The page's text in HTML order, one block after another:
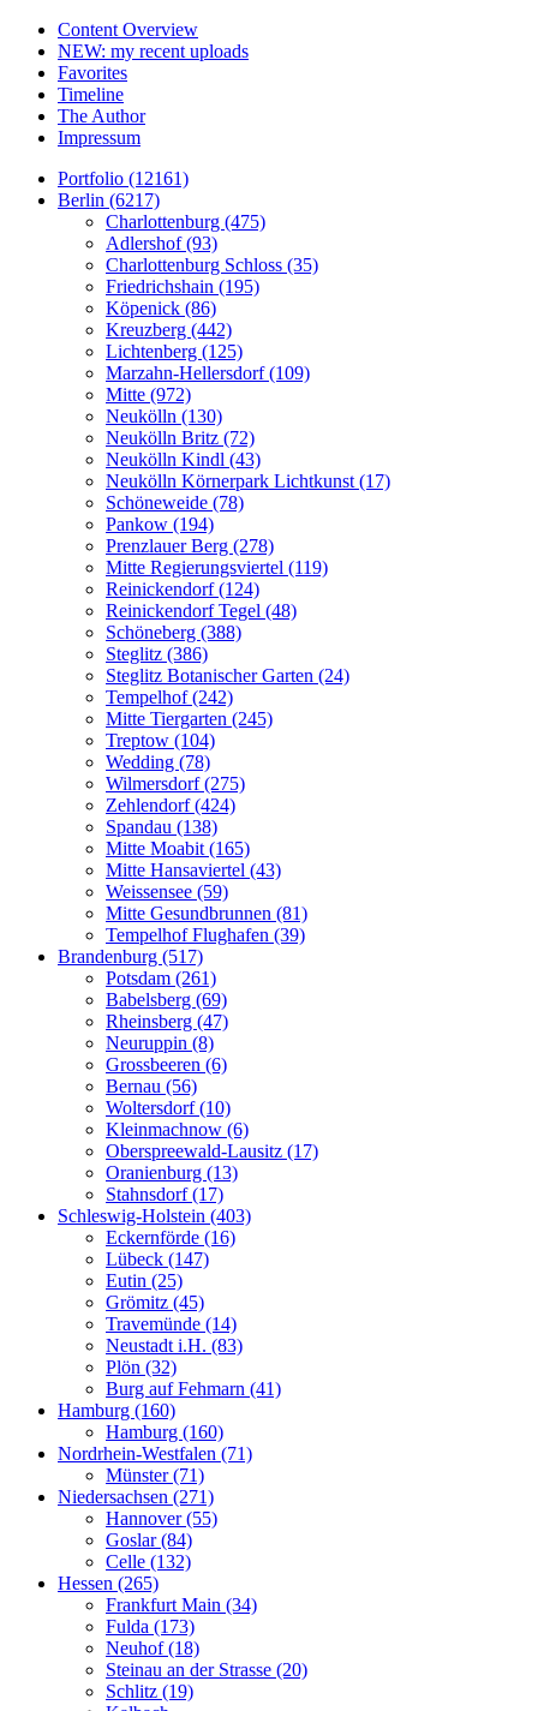
Content Overview
NEW: my recent uploads
Favorites
Timeline
The Author
Impressum
Portfolio (12161)
Berlin (6217)
Charlottenburg (475)
Adlershof (93)
Charlottenburg Schloss (35)
Friedrichshain (195)
Köpenick (86)
Kreuzberg (442)
Lichtenberg (125)
Marzahn-Hellersdorf (109)
Mitte (972)
Neukölln (130)
Neukölln Britz (72)
Neukölln Kindl (43)
Neukölln Körnerpark Lichtkunst (17)
Schöneweide (78)
Pankow (194)
Prenzlauer Berg (278)
Mitte Regierungsviertel (119)
Reinickendorf (124)
Reinickendorf Tegel (48)
Schöneberg (388)
Steglitz (386)
Steglitz Botanischer Garten (24)
Tempelhof (242)
Mitte Tiergarten (245)
Treptow (104)
Wedding (78)
Wilmersdorf (275)
Zehlendorf (424)
Spandau (138)
Mitte Moabit (165)
Mitte Hansaviertel (43)
Weissensee (59)
Mitte Gesundbrunnen (81)
Tempelhof Flughafen (39)
Brandenburg (517)
Potsdam (261)
Babelsberg (69)
Rheinsberg (47)
Neuruppin (8)
Grossbeeren (6)
Bernau (56)
Woltersdorf (10)
Kleinmachnow (6)
Oberspreewald-Lausitz (17)
Oranienburg (13)
Stahnsdorf (17)
Schleswig-Holstein (403)
Eckernförde (16)
Lübeck (147)
Eutin (25)
Grömitz (45)
Travemünde (14)
Neustadt i.H. (83)
Plön (32)
Burg auf Fehmarn (41)
Hamburg (160)
Hamburg (160)
Nordrhein-Westfalen (71)
Münster (71)
Niedersachsen (271)
Hannover (55)
Goslar (84)
Celle (132)
Hessen (265)
Frankfurt Main (34)
Fulda (173)
Neuhof (18)
Steinau an der Strasse (20)
Schlitz (19)